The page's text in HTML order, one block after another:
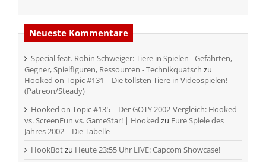
Neueste Kommentare
Special feat. Robin Schweiger: Tiere in Spielen - Gefährten,
Gegner, Spielfiguren, Ressourcen - Technikquatsch zu
Hooked on Topic #131 – Die tollsten Tiere in Videospielen!
(Patreon/Steady)
Hooked on Topic #135 – Der GOTY 2002-Vergleich: Hooked
vs. ScreenFun vs. GameStar! | Hooked zu Eure Spiele des
Jahres 2002 – Die Tabelle
HookBotzu Heute 23:55 Uhr LIVE: Capcom Showcase!